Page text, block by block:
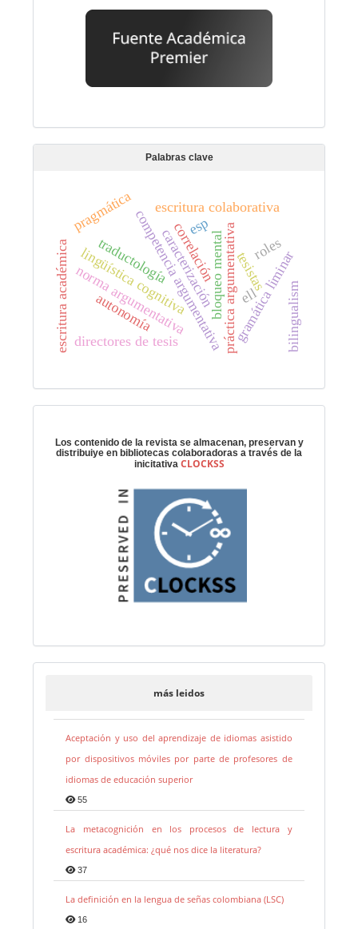
Palabras clave
competencia argumentativa
norma argumentativa práctica argumentativa
escritura colaborativa
bloqueo mental
escritura académica directores de tesis
tesistas
lingüística cognitiva gramática liminar
caracterización
traductología
pragmática
correlación
bilingualism
esp
ell
autonomía
roles
Los contenido de la revista se almacenan, preservan y
distribuiye en bibliotecas colaboradoras a través de la
inicitativa CLOCKSS
más leidos
Aceptación y uso del aprendizaje de idiomas asistido
por dispositivos móviles por parte de profesores de
idiomas de educación superior
55
La metacognición en los procesos de lectura y
escritura académica: ¿qué nos dice la literatura?
37
La definición en la lengua de señas colombiana (LSC)
16